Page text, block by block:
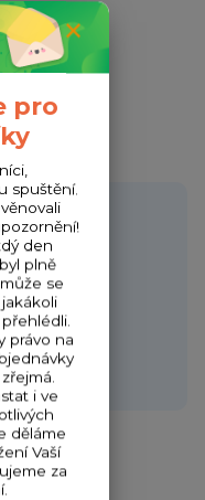
hod.)
pro
spuštění.
den
plně
se
právo na
i ve
děláme
Vaší
za